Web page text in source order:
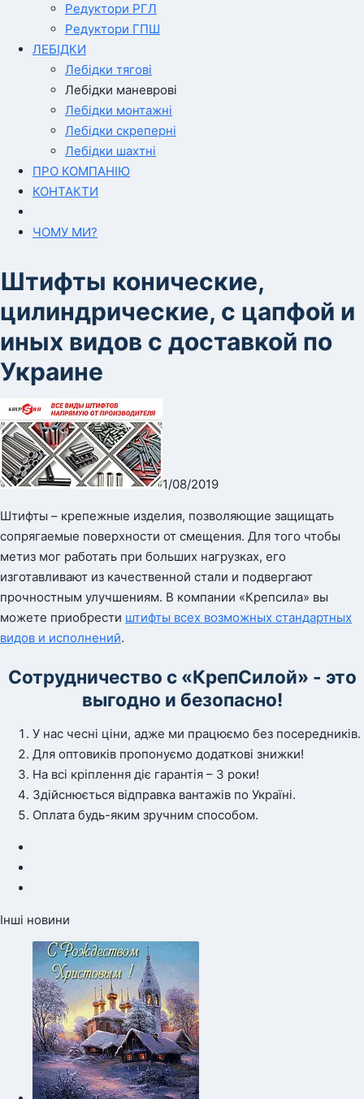
Редуктори РГЛ
Редуктори ГПШ
ЛЕБІДКИ
Лебідки тягові
Лебідки маневрові
Лебідки монтажні
Лебідки скреперні
Лебідки шахтні
ПРО КОМПАНІЮ
КОНТАКТИ
ЧОМУ МИ?
Штифты конические,
цилиндрические, с цапфой и
иных видов с доставкой по
Украине
1/08/2019
Штифты – крепежные изделия, позволяющие защищать
сопрягаемые поверхности от смещения. Для того чтобы
метиз мог работать при больших нагрузках, его
изготавливают из качественной стали и подвергают
прочностным улучшениям. В компании «Крепсила» вы
можете приобрести штифты всех возможных стандартных
видов и исполнений.
Сотрудничество с «КрепСилой» - это
выгодно и безопасно!
У нас чесні ціни, адже ми працюємо без посередників.
Для оптовиків пропонуємо додаткові знижки!
На всі кріплення діє гарантія – 3 роки!
Здійснюється відправка вантажів по Україні.
Оплата будь-яким зручним способом.
Інші новини